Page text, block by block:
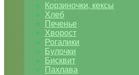
Корзиночки, кексы
Хлеб
Печенье
Хворост
Рогалики
Булочки
Бисквит
Пахлава